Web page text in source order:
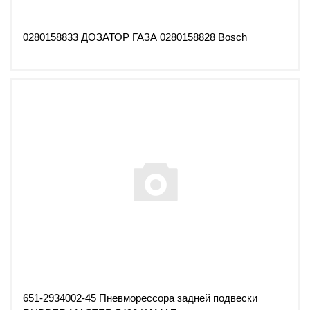
0280158833 ДОЗАТОР ГАЗА 0280158828 Bosch
651-2934002-45 Пневморессора задней подвески